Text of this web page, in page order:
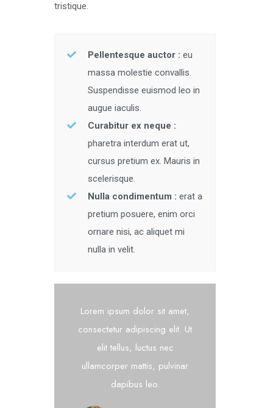
tristique.
Pellentesque auctor : eu
massa molestie convallis.
Suspendisse euismod leo in
augue iaculis.
Curabitur ex neque :
pharetra interdum erat ut,
cursus pretium ex. Mauris in
scelerisque.
Nulla condimentum : erat a
pretium posuere, enim orci
ornare nisi, ac aliquet mi
nulla in velit.
Lorem ipsum dolor sit amet,
consectetur adipiscing elit. Ut
elit tellus, luctus nec
ullamcorper mattis, pulvinar
dapibus leo.